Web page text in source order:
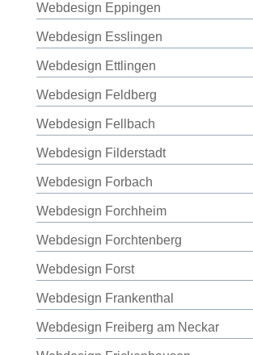
Webdesign Eppingen
Webdesign Esslingen
Webdesign Ettlingen
Webdesign Feldberg
Webdesign Fellbach
Webdesign Filderstadt
Webdesign Forbach
Webdesign Forchheim
Webdesign Forchtenberg
Webdesign Forst
Webdesign Frankenthal
Webdesign Freiberg am Neckar